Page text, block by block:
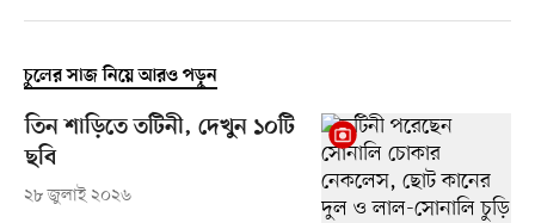
চুলের সাজ নিয়ে আরও পড়ুন
তিন শাড়িতে তটিনী, দেখুন ১০টি
ছবি
২৮ জুলাই ২০২৬